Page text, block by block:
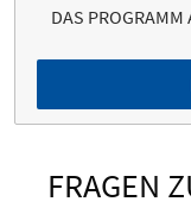
DAS PROGRAMM
FRAGEN